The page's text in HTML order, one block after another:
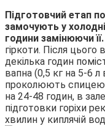
Підготовчий етап
замочують у
години замінюючи її.
гіркоти. Після
декілька годин
вапна (0,5 кг на 5-6
проколюють спицею
на 24-48 годин, в
підготовки горіхи
хвилин у киплячій